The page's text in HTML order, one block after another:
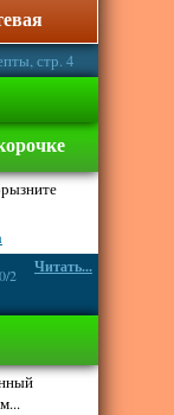
стр. 4
Читать...
2